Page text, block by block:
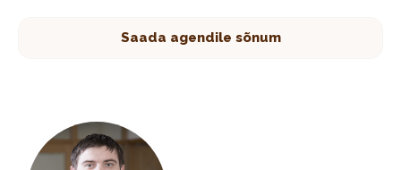
Saada agendile sõnum